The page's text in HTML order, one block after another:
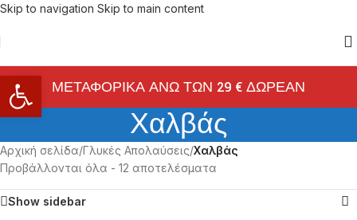
Skip to navigation Skip to main content
ΜΕΤΑΦΟΡΙΚΑ ΑΝΩ ΤΩΝ 29 € ΔΩΡΕΑΝ
Χαλβάς
Αρχική σελίδα/Γλυκές Απολαύσεις/Χαλβάς
Προβάλλονται όλα - 12 αποτελέσματα
Show sidebar
Ανοίξτε τη γραμμή εργαλείων